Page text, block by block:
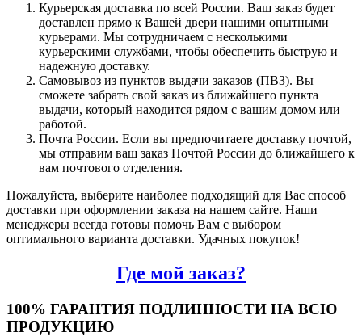
Курьерская доставка по всей России. Ваш заказ будет
доставлен прямо к Вашей двери нашими опытными
курьерами. Мы сотрудничаем с несколькими
курьерскими службами, чтобы обеспечить быструю и
надежную доставку.
Самовывоз из пунктов выдачи заказов (ПВЗ). Вы
сможете забрать свой заказ из ближайшего пункта
выдачи, который находится рядом с вашим домом или
работой.
Почта России. Если вы предпочитаете доставку почтой,
мы отправим ваш заказ Почтой России до ближайшего к
вам почтового отделения.
Пожалуйста, выберите наиболее подходящий для Вас способ
доставки при оформлении заказа на нашем сайте. Наши
менеджеры всегда готовы помочь Вам с выбором
оптимального варианта доставки. Удачных покупок!
Где мой заказ?
100% ГАРАНТИЯ ПОДЛИННОСТИ НА ВСЮ
ПРОДУКЦИЮ